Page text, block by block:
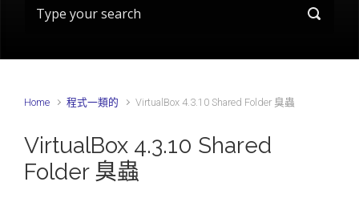
Home 程式一類的 VirtualBox 4.3.10 Shared Folder 臭蟲
VirtualBox 4.3.10 Shared
Folder 臭蟲